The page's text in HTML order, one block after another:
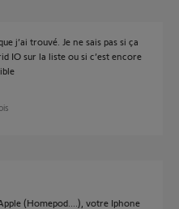
j’ai trouvé. Je ne sais pas si ça
IO sur la liste ou si c’est encore
(Homepod....), votre Iphone